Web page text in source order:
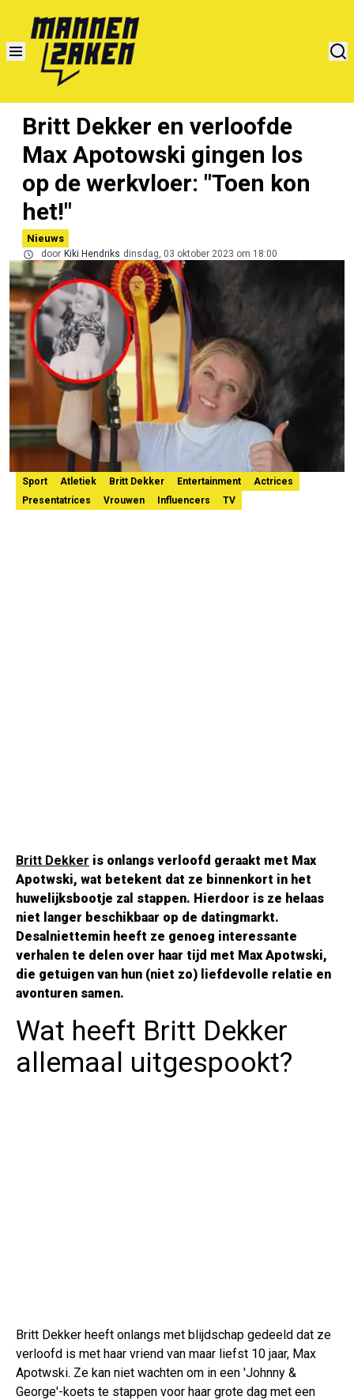
Britt Dekker en verloofde
Max Apotowski gingen los
op de werkvloer: "Toen kon
het!"
Nieuws
door Kiki Hendriks dinsdag, 03 oktober 2023 om 18:00
Sport Atletiek Britt Dekker Entertainment
Actrices
Presentatrices
Vrouwen Influencers TV
Britt Dekker is onlangs verloofd geraakt met Max
Apotwski, wat betekent dat ze binnenkort in het
huwelijksbootje zal stappen. Hierdoor is ze helaas
niet langer beschikbaar op de datingmarkt.
Desalniettemin heeft ze genoeg interessante
verhalen te delen over haar tijd met Max Apotwski,
die getuigen van hun (niet zo) liefdevolle relatie en
avonturen samen.
Wat heeft Britt Dekker
allemaal uitgespookt?
Britt Dekker heeft onlangs met blijdschap gedeeld dat ze
verloofd is met haar vriend van maar liefst 10 jaar, Max
Apotwski. Ze kan niet wachten om in een 'Johnny &
George'-koets te stappen voor haar grote dag met een